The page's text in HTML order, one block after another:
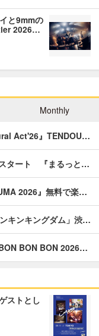
と9mmの
2026…
Monthly
Act'26』TENDOU…
タート 『まるっと…
2026』無料で楽…
キンキングダム」渋…
BON BON 2026…
ストとし